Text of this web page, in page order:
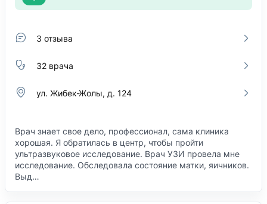
3 отзыва
32 врача
ул. Жибек-Жолы, д. 124
Врач знает свое дело, профессионал, сама клиника
хорошая. Я обратилась в центр, чтобы пройти
ультразвуковое исследование. Врач УЗИ провела мне
исследование. Обследовала состояние матки, яичников.
Выд…